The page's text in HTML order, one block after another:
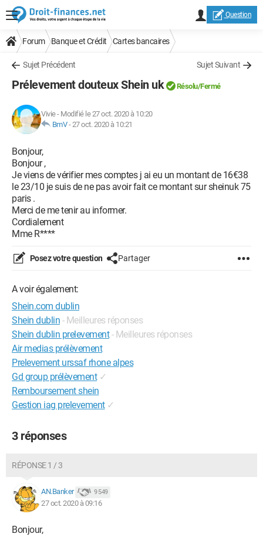
Question
Forum Banque et Crédit Cartes bancaires
Sujet Précédent Sujet Suivant
Prélevement douteux Shein uk Résolu/Fermé
Vivie- Modifié le 27 oct. 2020 à 10:20
BmV-27 oct. 2020 à 10:21
Bonjour,
Bonjour ,
Je viens de vérifier mes comptes j ai eu un montant de 16€38
le 23/10 je suis de ne pas avoir fait ce montant sur sheinuk 75
paris .
Merci de me tenir au informer.
Cordialement
Mme R****
Posez votre question Partager
A voir également:
Shein.com dublin
Shein dublin - Meilleures réponses
Shein dublin prelevement - Meilleures réponses
Air medias prélèvement
Prelevement urssaf rhone alpes
Gd group prélèvement ✓
Remboursement shein
Gestion iag prelevement ✓
3 réponses
RÉPONSE 1 / 3
AN.Banker 9 549
27 oct. 2020 à 09:16
Bonjour,